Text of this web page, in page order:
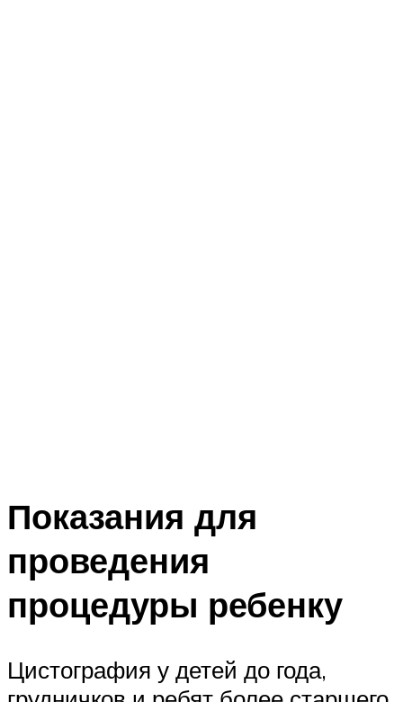
Показания для
проведения
процедуры ребенку
Цистография у детей до года,